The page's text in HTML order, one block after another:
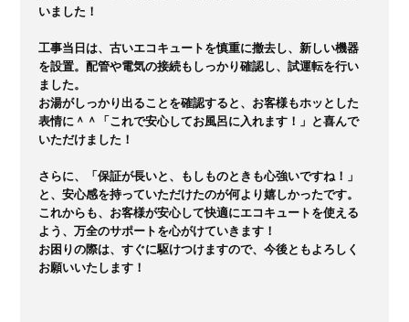
いました！
工事当日は、古いエコキュートを慎重に撤去し、新しい機器
を設置。配管や電気の接続もしっかり確認し、試運転を行い
ました。
お湯がしっかり出ることを確認すると、お客様もホッとした
表情に＾＾「これで安心してお風呂に入れます！」と喜んで
いただけました！
さらに、「保証が長いと、もしものときも心強いですね！」
と、安心感を持っていただけたのが何より嬉しかったです。
これからも、お客様が安心して快適にエコキュートを使える
よう、万全のサポートを心がけていきます！
お困りの際は、すぐに駆けつけますので、今後ともよろしく
お願いいたします！